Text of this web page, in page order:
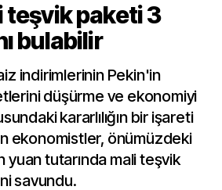
teşvik paketi 3
bulabilir
indirimlerinin Pekin'in
düşürme ve ekonomiyi
kararlılığın bir işareti
ekonomistler, önümüzdeki
yuan tutarında mali teşvik
savundu.